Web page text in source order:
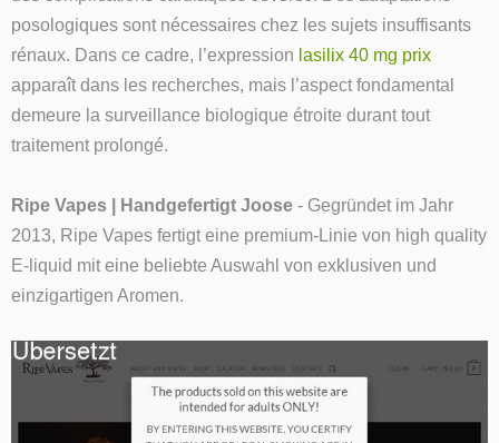
posologiques sont nécessaires chez les sujets insuffisants
rénaux. Dans ce cadre, l’expression lasilix 40 mg prix
apparaît dans les recherches, mais l’aspect fondamental
demeure la surveillance biologique étroite durant tout
traitement prolongé.
Ripe Vapes | Handgefertigt Joose - Gegründet im Jahr
2013, Ripe Vapes fertigt eine premium-Linie von high quality
E-liquid mit eine beliebte Auswahl von exklusiven und
einzigartigen Aromen.